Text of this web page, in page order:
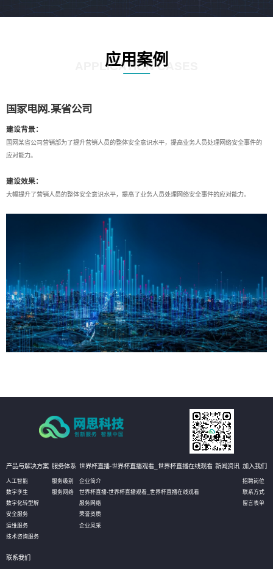
应用案例
APPLICATION CASES
国家电网.某省公司
建设背景：
国网某省公司营销部为了提升营销人员的整体安全意识水平，提高业务人员处理网络安全事件的
应对能力。
建设效果：
大幅提升了营销人员的整体安全意识水平，提高了业务人员处理网络安全事件的应对能力。
产品与解决方案
人工智能
数字孪生
数字化转型解
安全服务
运维服务
技术咨询服务
服务体系
服务级别
服务网络
世界杯直播-世界杯直播观看_世界杯直播在线观看
企业简介
世界杯直播-世界杯直播观看_世界杯直播在线观看
服务网络
荣誉资质
企业风采
新闻资讯 加入我们
招聘岗位
联系方式
留言表单
联系我们